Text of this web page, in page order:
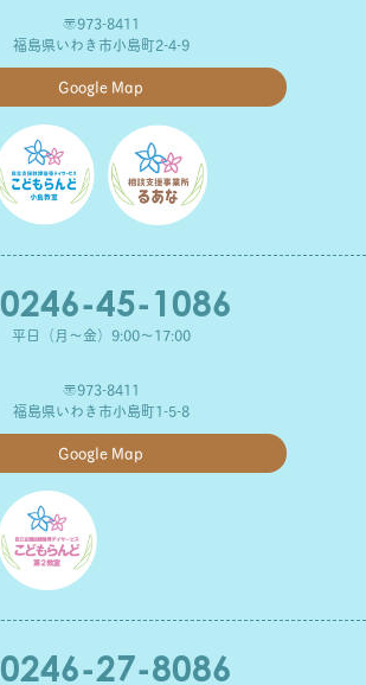
〒973-8411
福島県いわき市小島町2-4-9
Google Map
0246-45-1086
平日（月～金）9:00～17:00
〒973-8411
福島県いわき市小島町1-5-8
Google Map
0246-27-8086